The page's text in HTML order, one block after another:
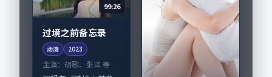
99:26
过境之前备忘录
动漫 2023
主演： 胡歌、张译 等